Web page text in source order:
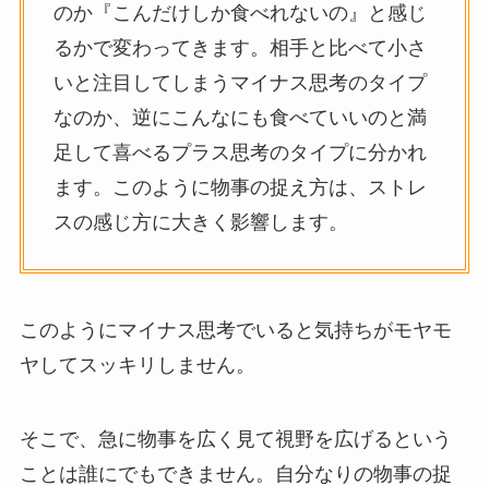
のか『こんだけしか食べれないの』と感じ
るかで変わってきます。相手と比べて小さ
いと注目してしまうマイナス思考のタイプ
なのか、逆にこんなにも食べていいのと満
足して喜べるプラス思考のタイプに分かれ
ます。このように物事の捉え方は、ストレ
スの感じ方に大きく影響します。
このようにマイナス思考でいると気持ちがモヤモ
ヤしてスッキリしません。
そこで、急に物事を広く見て視野を広げるという
ことは誰にでもできません。自分なりの物事の捉